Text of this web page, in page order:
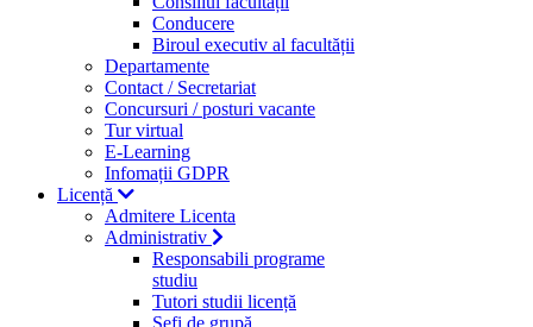
Conducere
Biroul executiv al facultății
Departamente
Contact / Secretariat
Concursuri / posturi vacante
Tur virtual
E-Learning
Infomații GDPR
Licență
Admitere Licenta
Administrativ
Responsabili programe
studiu
Tutori studii licență
Şefi de grupă